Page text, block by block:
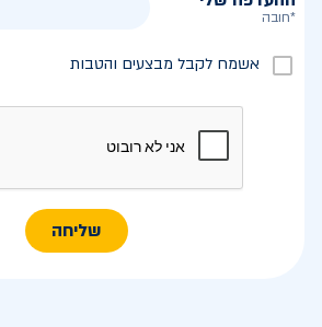
*חובה
אשמח לקבל מבצעים והטבות
שליחה